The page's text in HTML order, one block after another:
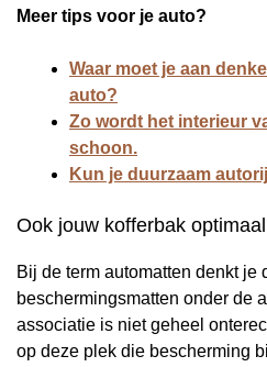
Meer tips voor je auto?
Waar moet je aan
auto?
Zo wordt het interieur
schoon.
Kun je duurzaam
Ook jouw kofferbak
Bij de term automatten denkt je
beschermingsmatten onder de
associatie is niet geheel
op deze plek die bescherming